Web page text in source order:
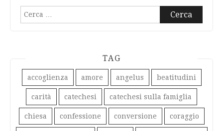
Ricerca
per:
TAG
accoglienza amore angelus beatitudini
carità catechesi catechesi sulla famiglia
chiesa confessione conversione coraggio